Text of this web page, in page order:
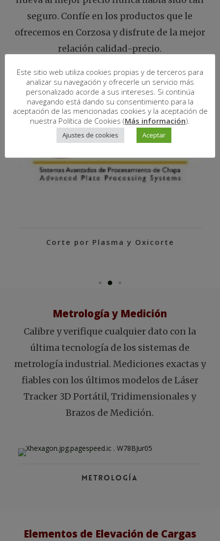
seguro. Confíe en los productos que le
ofrecemos en Corzosa y disfrute de la mejor
relación calidad-precio.
Corte por Plasma y Oxicorte
Metrología y Medición
Calibre y verifique cualquier dato con la
última tecnología de los sistemas de
metrología industrial. Mediciones exactas y
fiables con los últimos modelos de Láser
Tracker 3D Portátil, Tridimensionales y
Brazos de Medición.
Metrología
Elementos de Elevación de Cargas
Este sitio web utiliza cookies propias y de terceros para
analizar su navegación y ofrecerle un servicio más
personalizado acorde a sus intereses. Si continúa
navegando está dando su consentimiento para la
aceptación de las mencionadas cookies y la aceptación de
nuestra Política de Cookies (Más información).
Ajustes de cookies Aceptar